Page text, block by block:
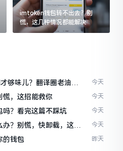
imtoken钱包转不出去？别
慌，这几种情况都能解决
够味儿？翻译圈老油条
今天
，这招能救你 今天
？看完这篇不踩坑 今天
？别慌，快卸载，这几
今天
的钱包 昨天